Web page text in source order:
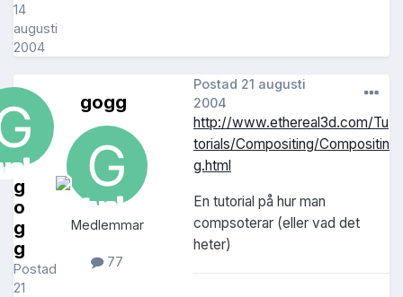
14
augusti
2004
g
o
g
g
Postad
21
gogg
Medlemmar
77
Postad 21 augusti
2004
http://www.ethereal3d.com/Tu
torials/Compositing/Compositin
g.html
En tutorial på hur man
compsoterar (eller vad det
heter)